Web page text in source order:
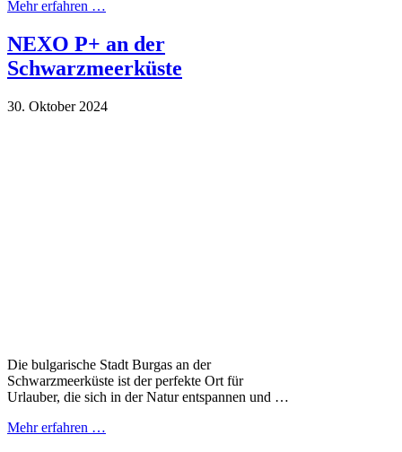
Mehr erfahren …
NEXO P+ an der
Schwarzmeerküste
30. Oktober 2024
Die bulgarische Stadt Burgas an der
Schwarzmeerküste ist der perfekte Ort für
Urlauber, die sich in der Natur entspannen und …
Mehr erfahren …